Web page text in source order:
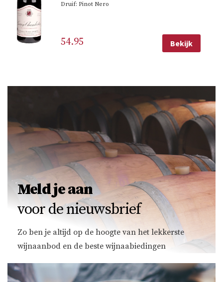
Druif: Pinot Nero
54.95 Bekijk
Meld je aan
voor de nieuwsbrief
Zo ben je altijd op de hoogte van het lekkerste
wijnaanbod en de beste wijnaabiedingen